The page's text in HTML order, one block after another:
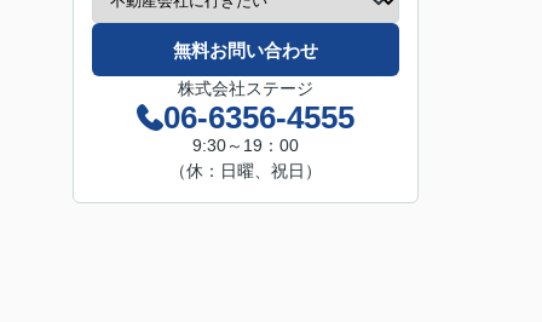
無料お問い合わせ
株式会社ステージ
06-6356-4555
9:30～19：00
（休：日曜、祝日）